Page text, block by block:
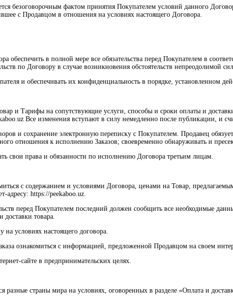
безоговорочным фактом принятия Покупателем условий данного
с Продавцом в отношения на условиях настоящего Договора.
обеспечить в полной мере все обязательства перед Покупателем в
по Договору в случае возникновения обстоятельств непреодолимой
и обеспечивать их конфиденциальность в порядке, установленном
и Тарифы на сопутствующие услуги, способы и сроки оплаты и
Все изменения вступают в силу немедленно после публикации, и
и сохранение электронную переписку с Покупателем. Продавец
отношения к исполнению Заказов; своевременно обнаруживать и
свои права и обязанности по исполнению Договора третьим лицам.
с содержанием и условиями Договора, ценами на Товар,
адресу: https://peekaboo.uz.
перед Покупателем последний должен сообщить все необходимые
доставки товара.
на условиях настоящего договора.
ознакомиться с информацией, предложенной Продавцом на своем
сайте в предпринимательских целях.
разные страны мира на условиях, оговоренных в разделе «Оплата и